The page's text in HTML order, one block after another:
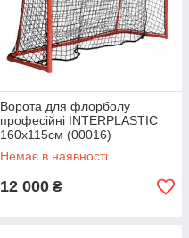
Ворота для флорболу
професійні INTERPLASTIC
160x115см (00016)
Немає в наявності
12 000 ₴